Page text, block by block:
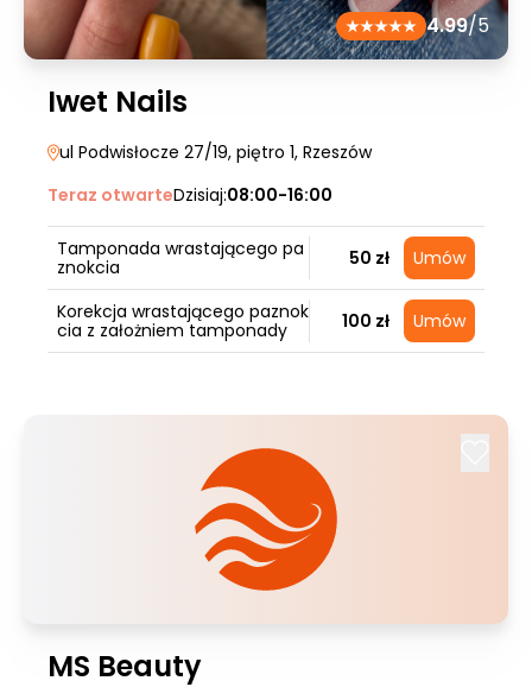
4.99/5
Iwet Nails
ul Podwisłocze 27/19, piętro 1, Rzeszów
Teraz otwarteDzisiaj:08:00-16:00
Tamponada wrastającego pa
znokcia
50 zł Umów
Korekcja wrastającego paznok
cia z założniem tamponady
100 zł Umów
MS Beauty